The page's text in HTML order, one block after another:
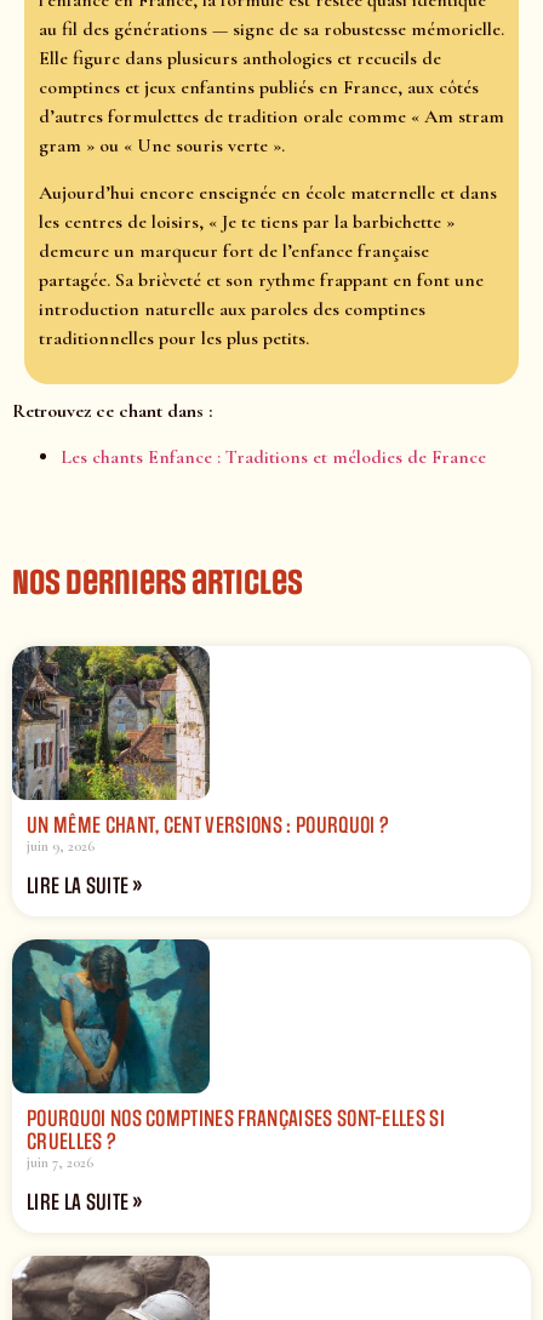
au fil des générations — signe de sa robustesse mémorielle.
Elle figure dans plusieurs anthologies et recueils de
comptines et jeux enfantins publiés en France, aux côtés
d’autres formulettes de tradition orale comme « Am stram
gram » ou « Une souris verte ».
Aujourd’hui encore enseignée en école maternelle et dans
les centres de loisirs, « Je te tiens par la barbichette »
demeure un marqueur fort de l’enfance française
partagée. Sa brièveté et son rythme frappant en font une
introduction naturelle aux paroles des comptines
traditionnelles pour les plus petits.
Retrouvez ce chant dans :
Les chants Enfance : Traditions et mélodies de France
Nos derniers articles
UN MÊME CHANT, CENT VERSIONS : POURQUOI ?
juin 9, 2026
LIRE LA SUITE »
POURQUOI NOS COMPTINES FRANÇAISES SONT-ELLES SI
CRUELLES ?
juin 7, 2026
LIRE LA SUITE »